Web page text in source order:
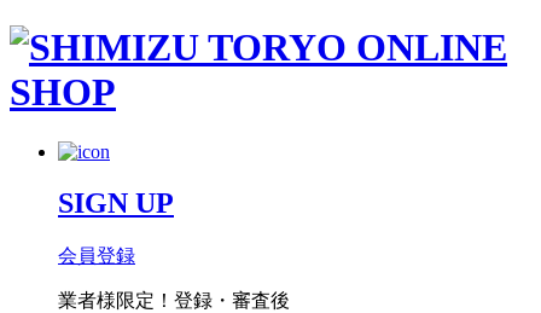
SIGN UP
会員登録
業者様限定！ 登録・審査後